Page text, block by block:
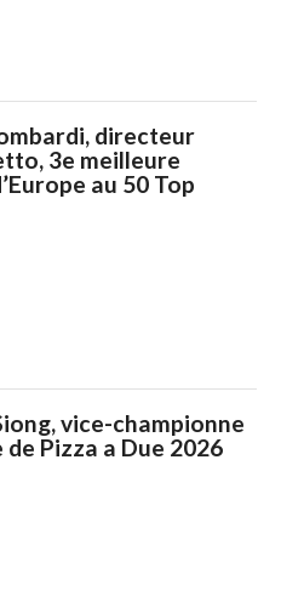
directeur
3e meilleure
au 50 Top
vice-championne
de Pizza a Due 2026